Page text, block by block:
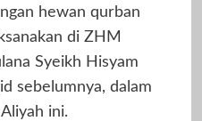
hewan qurban
di ZHM
Syeikh Hisyam
sebelumnya, dalam
ini.